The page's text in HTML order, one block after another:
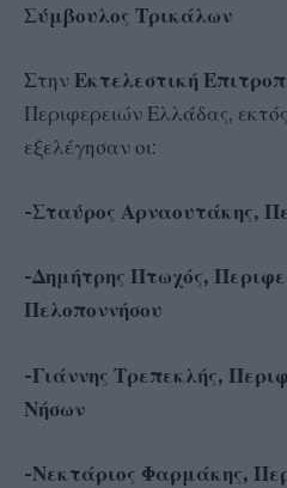
Σύμβουλος Τρικάλων
Στην Εκτελεστική
Περιφερειών Ελλάδας,
εξελέγησαν οι:
-Σταύρος Αρναουτάκης,
-Δημήτρης Πτωχός,
Πελοποννήσου
-Γιάννης Τρεπεκλής,
Νήσων
-Νεκτάριος Φαρμάκης,